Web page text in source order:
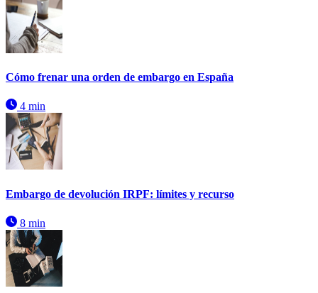
Cómo frenar una orden de embargo en España
4 min
Embargo de devolución IRPF: límites y recurso
8 min